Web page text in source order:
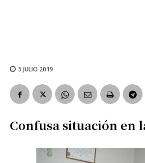
5 JULIO 2019
Confusa situación en